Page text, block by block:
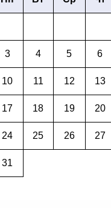
3 4 5 6
10 11 12 13
17 18 19 20
24 25 26 27
31